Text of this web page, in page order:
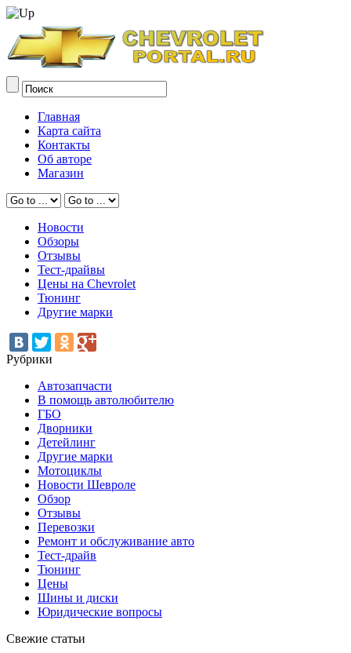
Главная
Карта сайта
Контакты
Об авторе
Магазин
Новости
Обзоры
Отзывы
Тест-драйвы
Цены на Chevrolet
Тюнинг
Другие марки
Рубрики
Автозапчасти
В помощь автолюбителю
ГБО
Дворники
Детейлинг
Другие марки
Мотоциклы
Новости Шевроле
Обзор
Отзывы
Перевозки
Ремонт и обслуживание авто
Тест-драйв
Тюнинг
Цены
Шины и диски
Юридические вопросы
Свежие статьи